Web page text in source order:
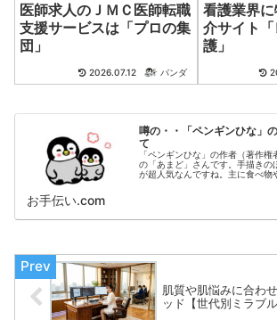
医師求人のＪＭＣ医師転職
支援サービスは「プロの集
団」
2026.07.12 パンダ
看護業界
介サイト
護」
噂の・・「ペンギンひな」
て
「ペンギンひな」の作者（著作
の「あまど」さんです。手描きの
が超人気なんですね。主に食べ物
イトにおいて、多くのファンの
お手伝い.com
肌質や肌悩みに合わ
ッド【世代別ミラブル